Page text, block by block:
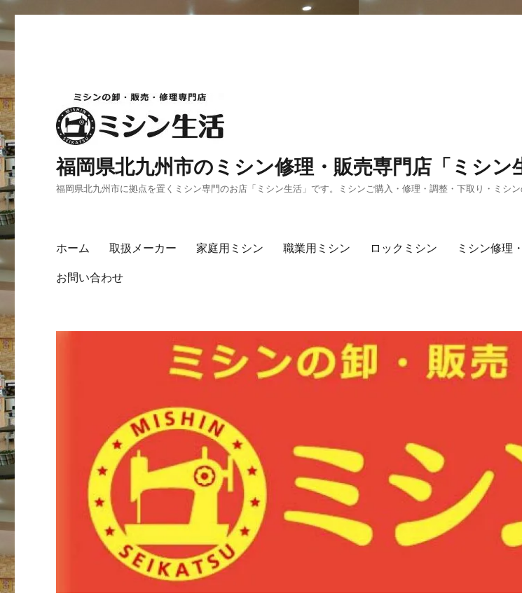
福岡県北九州市のミシン修理・販売専門店「ミシン
福岡県北九州市に拠点を置くミシン専門のお店「ミシン生活」です。ミシンご購入・修理・調整・下取り・ミシン
ホーム 取扱メーカー 家庭用ミシン 職業用ミシン ロックミシン ミシン修理
お問い合わせ